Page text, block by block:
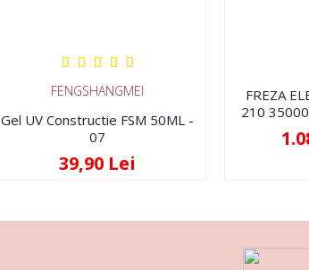
FENGSHANGMEI
Gel UV Constructie FSM 50ML -
07
39,90 Lei
FREZA
210